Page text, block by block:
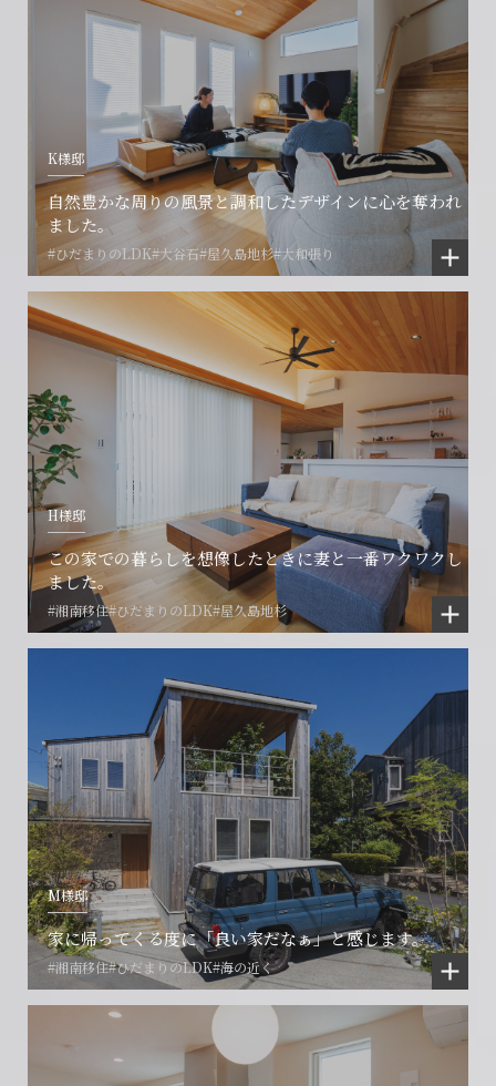
K様邸
自然豊かな周りの風景と調和したデザインに心を奪われ
ました。
#ひだまりのLDK#大谷石#屋久島地杉#大和張り
H様邸
この家での暮らしを想像したときに妻と一番ワクワクし
ました。
#湘南移住#ひだまりのLDK#屋久島地杉
M様邸
家に帰ってくる度に「良い家だなぁ」と感じます。
#湘南移住#ひだまりのLDK#海の近く
会社に関することや物件についての
ご相談はこちら
フォームからのお問い合わせ
CONTACT
お電話でのお問い合わせ
0466-24-2478
営業時間9:30~18:30 水曜定休
閉じる
賃貸物件入居者様の
お困りごとのご相談はこちら
解約のお申し込み
CONTACT
プロコール24ご利用の方
0120-073-386
閉じる
土地の活用・賃貸経営に関する
ご相談はこちら
フォームからのお問い合わせ
CONTACT
賃貸管理事業部へのお問い合わせ
0466-24-2478
営業時間9:30~18:30 水曜定休
閉じる